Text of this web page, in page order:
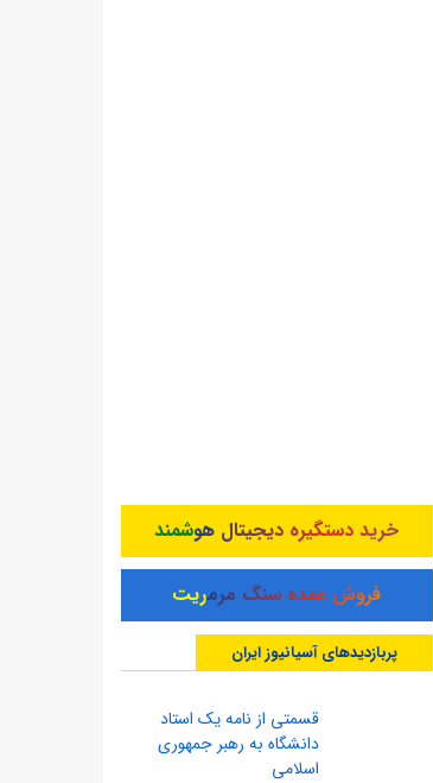
خرید دستگیره دیجیتال هوشمند
فروش عمده سنگ مرمریت
پربازدیدهای آسیانیوز ایران
قسمتی از نامه یک استاد
دانشگاه به رهبر جمهوری
اسلامی